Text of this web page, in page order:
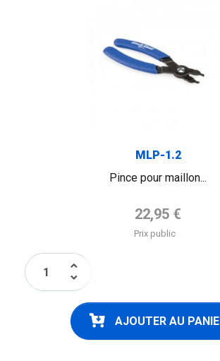
MLP-1.2
Pince pour maillon...
Prix de base
22,95 €
Prix public
keyboard_arrow_up
keyboard_arrow_down
AJOUTER AU